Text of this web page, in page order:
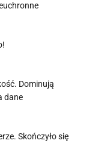
Dominują
dane
Skończyło się